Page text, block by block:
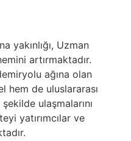
yakınlığı, Uzman
artırmaktadır.
ağına olan
hem de uluslararası
ulaşmalarını
yatırımcılar ve